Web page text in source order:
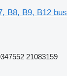
B8, B9, B12 bus
21083159